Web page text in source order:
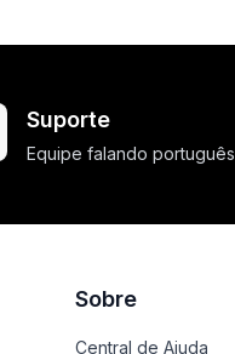
Suporte
Equipe falando português
Sobre
Central de Ajuda